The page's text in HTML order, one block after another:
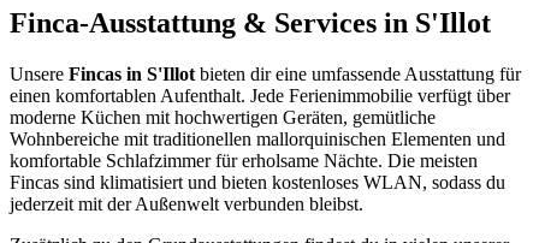
Finca-Ausstattung & Services in S'Illot
Unsere Fincas in S'Illot bieten dir eine umfassende Ausstattung für
einen komfortablen Aufenthalt. Jede Ferienimmobilie verfügt über
moderne Küchen mit hochwertigen Geräten, gemütliche
Wohnbereiche mit traditionellen mallorquinischen Elementen und
komfortable Schlafzimmer für erholsame Nächte. Die meisten
Fincas sind klimatisiert und bieten kostenloses WLAN, sodass du
jederzeit mit der Außenwelt verbunden bleibst.